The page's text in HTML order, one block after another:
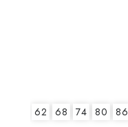
62 68 74 80 86